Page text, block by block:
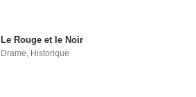
Le Rouge et le Noir
Drame, Historique